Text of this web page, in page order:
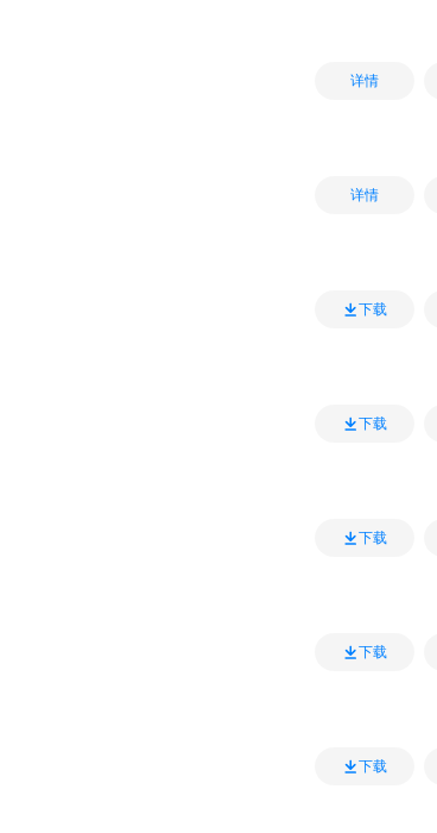
详情
详情
下载
下载
下载
下载
下载